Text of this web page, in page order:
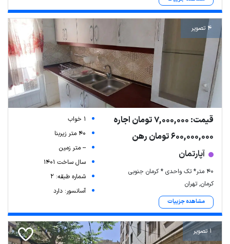
4 تصویر
قیمت: 7,000,000 تومان اجاره
600,000,000 تومان رهن
آپارتمان
۴۰ متر* تک واحدی * کرمان جنوبی
کرمان, تهران
مشاهده جزییات
1 خواب
40 متر زیربنا
-- متر زمین
سال ساخت 1401
شماره طبقه: 2
آسانسور: دارد
1 تصویر